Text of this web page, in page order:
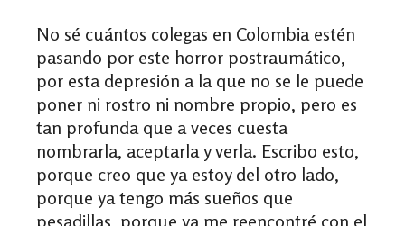
No sé cuántos colegas en Colombia estén
pasando por este horror postraumático,
por esta depresión a la que no se le puede
poner ni rostro ni nombre propio, pero es
tan profunda que a veces cuesta
nombrarla, aceptarla y verla. Escribo esto,
porque creo que ya estoy del otro lado,
porque ya tengo más sueños que
pesadillas, porque ya me reencontré con el